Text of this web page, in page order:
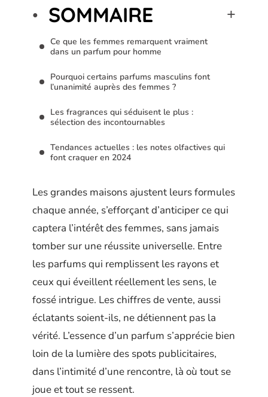
SOMMAIRE
Ce que les femmes remarquent vraiment
dans un parfum pour homme
Pourquoi certains parfums masculins font
l’unanimité auprès des femmes ?
Les fragrances qui séduisent le plus :
sélection des incontournables
Tendances actuelles : les notes olfactives qui
font craquer en 2024
Les grandes maisons ajustent leurs formules
chaque année, s’efforçant d’anticiper ce qui
captera l’intérêt des femmes, sans jamais
tomber sur une réussite universelle. Entre
les parfums qui remplissent les rayons et
ceux qui éveillent réellement les sens, le
fossé intrigue. Les chiffres de vente, aussi
éclatants soient-ils, ne détiennent pas la
vérité. L’essence d’un parfum s’apprécie bien
loin de la lumière des spots publicitaires,
dans l’intimité d’une rencontre, là où tout se
joue et tout se ressent.